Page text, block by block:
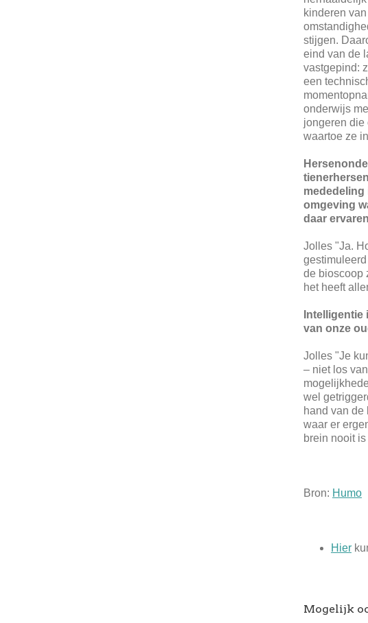
kinderen
stijgen.
eind van de
vastgepind:
een
onderwijs
jongeren die
waartoe ze
mededeling
omgeving
daar
Jolles "Ja.
de bioscoop
het heeft
van onze
Jolles "Je
– niet los
wel
hand van de
waar er
brein nooit
Bron: Humo
Hier
Mogelijk